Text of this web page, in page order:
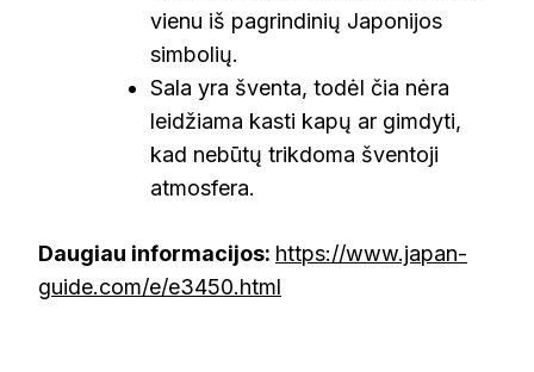
vienu iš pagrindinių Japonijos
simbolių.
Sala yra šventa, todėl čia nėra
leidžiama kasti kapų ar gimdyti,
kad nebūtų trikdoma šventoji
atmosfera.
Daugiau informacijos: https://www.japan-
guide.com/e/e3450.html